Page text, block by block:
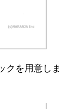
クを用意しま